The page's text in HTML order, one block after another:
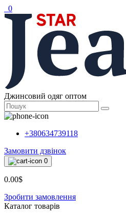
0
Джинсовий одяг оптом
+380634739118
Замовити дзвінок
0
0.00$
Зробити замовлення
Каталог товарiв